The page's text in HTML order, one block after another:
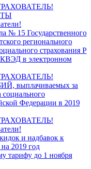
№ 15 Государственного
регионального
страхования Р
в электронном
выплачиваемых за
социального
Федерации в 2019
и надбавок к
2019 год
тарифу до 1 ноября